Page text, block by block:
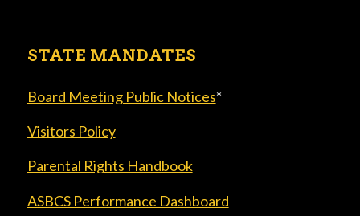
STATE MANDATES
Board Meeting Public Notices*
Visitors Policy
Parental Rights Handbook
ASBCS Performance Dashboard